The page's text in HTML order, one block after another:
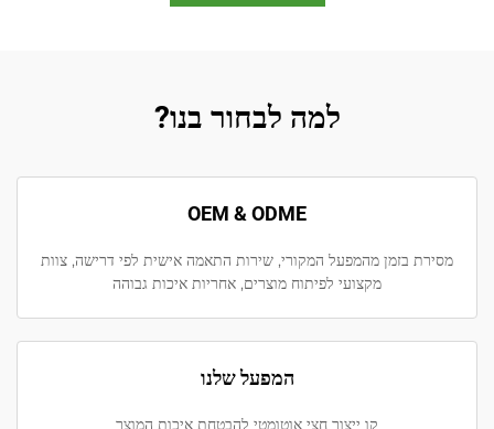
למה לבחור בנו?
OEM & ODME
מסירת בזמן מהמפעל המקורי, שירות התאמה אישית לפי דרישה, צוות
מקצועי לפיתוח מוצרים, אחריות איכות גבוהה
המפעל שלנו
קו ייצור חצי אוטומטי להבטחת איכות המוצר